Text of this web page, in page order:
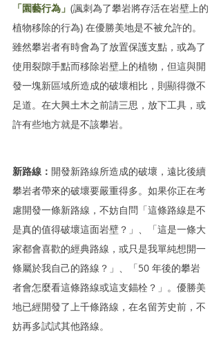
「園藝行為」 (諷刺為了攀岩將存活在岩壁上的
植物移除的行為) 在優勝美地是不被允許的。
雖然攀岩者有時會為了放置保護支點，或為了
使用裂隙手點而移除岩壁上的植物，但這與開
發一塊新區域所造成的破壞相比，則顯得微不
足道。在大興土木之前請三思，放下工具，或
許有些地方就是不該攀岩。
新路線： 開發新路線所造成的破壞，遠比後續
攀岩者帶來的破壞要嚴重得多。如果你正在考
慮開發一條新路線，不妨自問「這條路線是不
是真的值得破壞這面岩壁？」、「這是一條大
家都會喜歡的經典路線，或只是我單純想開一
條屬於我自己的路線？」、「50 年後的攀岩
者會怎麼看這條路線或這支錨栓？」。優勝美
地已經開發了上千條路線，在名留芳史前，不
妨再多試試其他路線。